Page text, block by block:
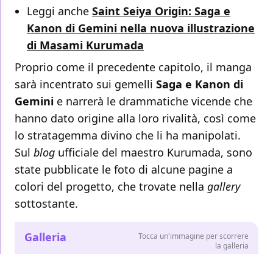
Leggi anche Saint Seiya Origin: Saga e
Kanon di Gemini nella nuova illustrazione
di Masami Kurumada
Proprio come il precedente capitolo, il manga
sarà incentrato sui gemelli Saga e Kanon di
Gemini e narrerà le drammatiche vicende che
hanno dato origine alla loro rivalità, così come
lo stratagemma divino che li ha manipolati.
Sul blog ufficiale del maestro Kurumada, sono
state pubblicate le foto di alcune pagine a
colori del progetto, che trovate nella gallery
sottostante.
Galleria
Tocca un'immagine per scorrere
la galleria